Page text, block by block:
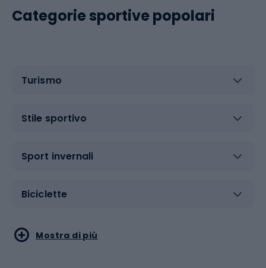
Categorie sportive popolari
Turismo
Stile sportivo
Sport invernali
Biciclette
Sport acquatici
Sport di arti marziali
Mostra di più